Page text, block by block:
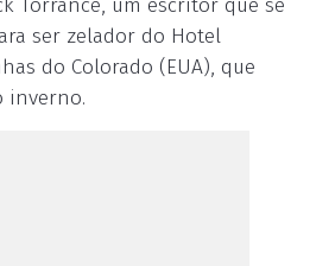
Torrance, um escritor que se
ser zelador do Hotel
do Colorado (EUA), que
inverno.